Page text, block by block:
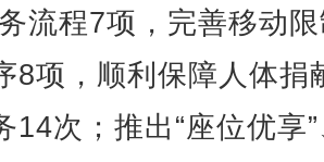
流程7项，完善移动
8项，顺利保障人体捐
14次；推出“座位优享”